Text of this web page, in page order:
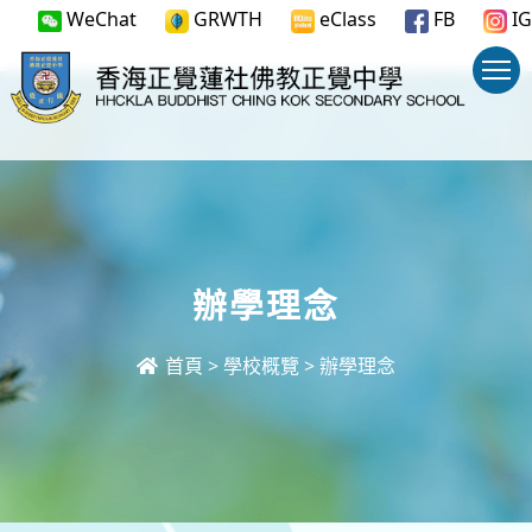
WeChat GRWTH eClass FB IG
辦學理念
首頁 > 學校概覽 >辦學理念